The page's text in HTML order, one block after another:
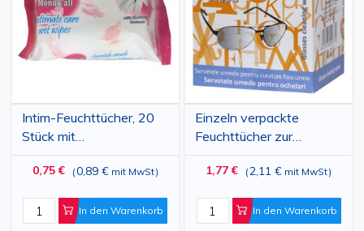
Intim-Feuchttücher, 20
Stück mit
Kamillenextrakt
0,75 € (0,89 € mit MwSt)
In den Warenkorb
Einzeln verpackte
Feuchttücher zur
Linsenreinigung, 13 x 17
cm, 30 Stück
1,77 € (2,11 € mit MwSt)
In den Warenkorb